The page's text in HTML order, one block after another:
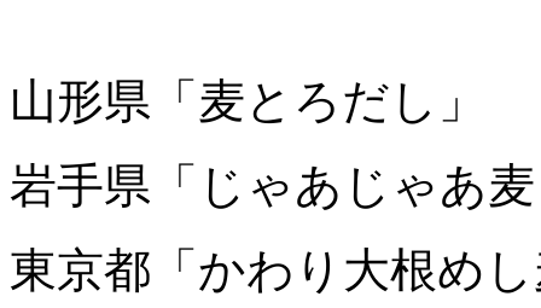
山形県「麦とろだし」
岩手県「じゃあじゃあ
東京都「かわり大根め